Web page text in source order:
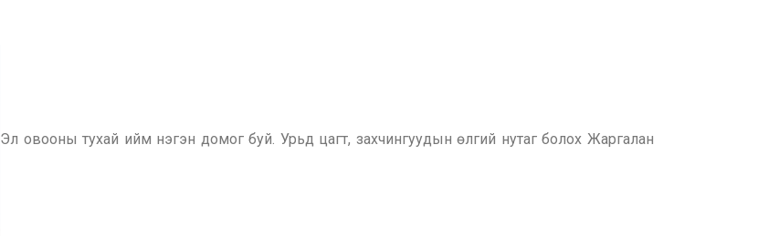
Эл овооны тухай ийм нэгэн домог буй. Урьд цагт, захчингуудын өлгий нутаг болох Жаргалан